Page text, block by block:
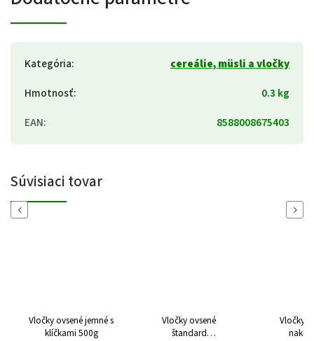
Kategória:
cereálie, müsli a vločky
Hmotnosť:
0.3 kg
EAN: 8588008675403
Súvisiaci tovar
Previous
Vločky ovsené jemné s
klíčkami 500g
Vločky ovsené
štandard
Vločky
Next